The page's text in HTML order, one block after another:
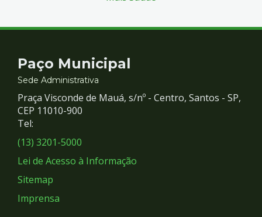
Contato
e
Redes
Sociais
Paço Municipal
Sede Administrativa
Praça Visconde de Mauá, s/nº - Centro, Santos - SP,
CEP 11010-900
Tel:
(13) 3201-5000
Lei de Acesso à Informação
Sitemap
Imprensa